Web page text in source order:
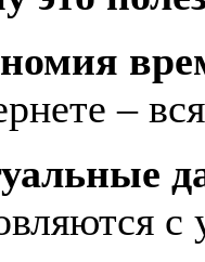
–
с